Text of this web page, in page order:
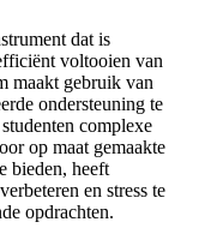
dat is
voltooien van
maakt gebruik van
ondersteuning te
complexe
op maat gemaakte
bieden, heeft
en stress te
opdrachten.